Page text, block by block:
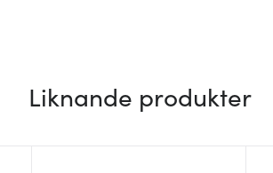
Liknande produkter